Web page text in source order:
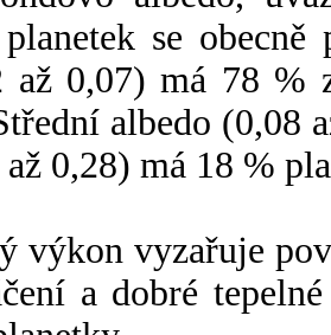
se
až 0,07) má 78 %
albedo (0,08
0,28) má 18 %
výkon vyzařuje
a dobré